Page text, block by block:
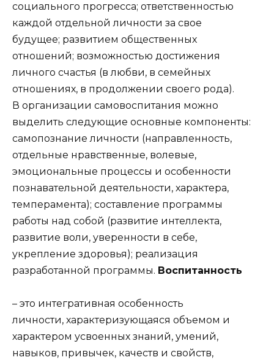
социального прогресса; ответственностью
каждой отдельной личности за свое
будущее; развитием общественных
отношений; возможностью достижения
личного счастья (в любви, в семейных
отношениях, в продолжении своего рода).
В организации самовоспитания можно
выделить следующие основные компоненты:
самопознание личности (направленность,
отдельные нравственные, волевые,
эмоциональные процессы и особенности
познавательной деятельности, характера,
темперамента); составление программы
работы над собой (развитие интеллекта,
развитие воли, уверенности в себе,
укрепление здоровья); реализация
разработанной программы. Воспитанность
– это интегративная особенность
личности, характеризующаяся объемом и
характером усвоенных знаний, умений,
навыков, привычек, качеств и свойств,